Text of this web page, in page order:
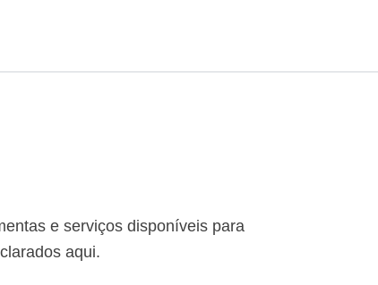
e serviços disponíveis para
aqui.